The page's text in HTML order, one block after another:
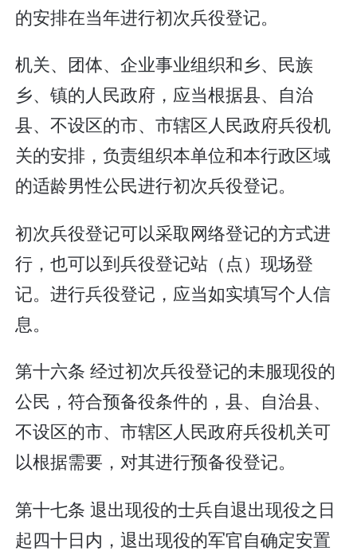
的安排在当年进行初次兵役登记。
机关、团体、企业事业组织和乡、民族
乡、镇的人民政府，应当根据县、自治
县、不设区的市、市辖区人民政府兵役机
关的安排，负责组织本单位和本行政区域
的适龄男性公民进行初次兵役登记。
初次兵役登记可以采取网络登记的方式进
行，也可以到兵役登记站（点）现场登
记。进行兵役登记，应当如实填写个人信
息。
第十六条 经过初次兵役登记的未服现役的
公民，符合预备役条件的，县、自治县、
不设区的市、市辖区人民政府兵役机关可
以根据需要，对其进行预备役登记。
第十七条 退出现役的士兵自退出现役之日
起四十日内，退出现役的军官自确定安置